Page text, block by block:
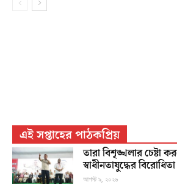
এই সপ্তাহের পাঠকপ্রিয়
তারা বিশৃঙ্খলার চেষ্টা
স্বাধীনতাযুদ্ধের
আগস্ট ৯, ২০২৬